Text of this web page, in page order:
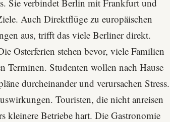
Sie verbindet Berlin mit Frankfurt und
Auch Direktflüge zu europäischen
aus, trifft das viele Berliner direkt.
Osterferien stehen bevor, viele Familien
Terminen. Studenten wollen nach Hause
durcheinander und verursachen Stress.
Touristen, die nicht anreisen
kleinere Betriebe hart. Die Gastronomie